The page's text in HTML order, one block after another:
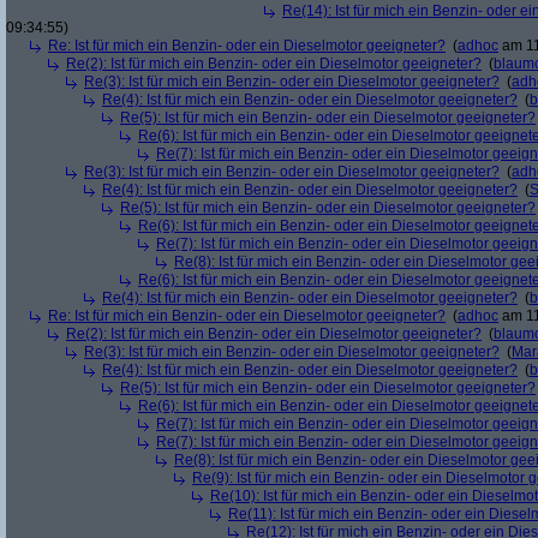
Re(14): Ist für mich ein Benzin- oder
09:34:55)
Re: Ist für mich ein Benzin- oder ein Dieselmotor geeigneter? (adhoc am
Re(2): Ist für mich ein Benzin- oder ein Dieselmotor geeigneter? (
Re(3): Ist für mich ein Benzin- oder ein Dieselmotor geeigneter? (
Re(4): Ist für mich ein Benzin- oder ein Dieselmotor geeigneter? (
Re(5): Ist für mich ein Benzin- oder ein Dieselmotor geeigneter?
Re(6): Ist für mich ein Benzin- oder ein Dieselmotor
Re(7): Ist für mich ein Benzin- oder ein Dieselmotor
Re(3): Ist für mich ein Benzin- oder ein Dieselmotor geeigneter? (
Re(4): Ist für mich ein Benzin- oder ein Dieselmotor geeigneter? (
Re(5): Ist für mich ein Benzin- oder ein Dieselmotor geeigneter?
Re(6): Ist für mich ein Benzin- oder ein Dieselmotor
Re(7): Ist für mich ein Benzin- oder ein Dieselmotor
Re(8): Ist für mich ein Benzin- oder ein Dieselmotor
Re(6): Ist für mich ein Benzin- oder ein Dieselmotor
Re(4): Ist für mich ein Benzin- oder ein Dieselmotor geeigneter? (
Re: Ist für mich ein Benzin- oder ein Dieselmotor geeigneter? (adhoc am
Re(2): Ist für mich ein Benzin- oder ein Dieselmotor geeigneter? (
Re(3): Ist für mich ein Benzin- oder ein Dieselmotor geeigneter? (
Re(4): Ist für mich ein Benzin- oder ein Dieselmotor geeigneter? (
Re(5): Ist für mich ein Benzin- oder ein Dieselmotor geeigneter?
Re(6): Ist für mich ein Benzin- oder ein Dieselmotor
Re(7): Ist für mich ein Benzin- oder ein Dieselmotor
Re(7): Ist für mich ein Benzin- oder ein Dieselmotor
Re(8): Ist für mich ein Benzin- oder ein Dieselmotor
Re(9): Ist für mich ein Benzin- oder ein Dieselmotor
Re(10): Ist für mich ein Benzin- oder ein
Re(11): Ist für mich ein Benzin- oder ein
Re(12): Ist für mich ein Benzin- oder ein